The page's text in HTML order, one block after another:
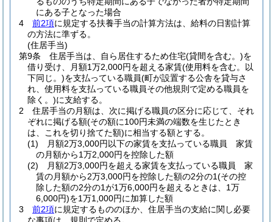
にある子となった場合
4
前2項に規定する扶養手当の計算方法は、給料の日割計算
の方法に準ずる。
(住居手当)
第9条
住居手当は、自ら居住するため住宅(貸間を含む。)を
借り受け、月額1万2,000円を超える家賃(使用料を含む。以
下同じ。)を支払っている職員(町が設置する公舎を貸与さ
れ、使用料を支払っている職員その他規則で定める職員を
除く。)に支給する。
2
住居手当の月額は、次に掲げる職員の区分に応じて、それ
ぞれに掲げる額(その額に100円未満の端数を生じたとき
は、これを切り捨てた額)に相当する額とする。
(1)
月額2万3,000円以下の家賃を支払っている職員 家賃
の月額から1万2,000円を控除した額
(2)
月額2万3,000円を超える家賃を支払っている職員 家
賃の月額から2万3,000円を控除した額の2分の1(その控
除した額の2分の1が1万6,000円を超えるときは、1万
6,000円)を1万1,000円に加算した額
3
前2項に規定するもののほか、住居手当の支給に関し必要